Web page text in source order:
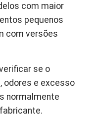
com maior
pequenos
com versões
se o
odores e excesso
normalmente